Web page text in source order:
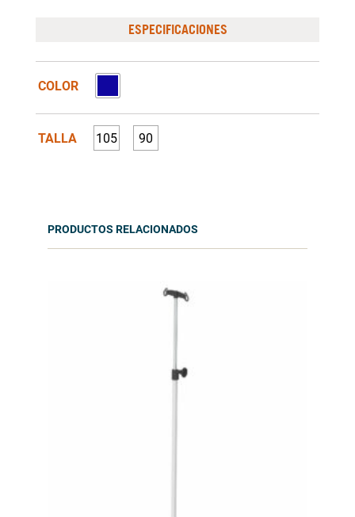
ESPECIFICACIONES
COLOR
TALLA 105 90
PRODUCTOS RELACIONADOS